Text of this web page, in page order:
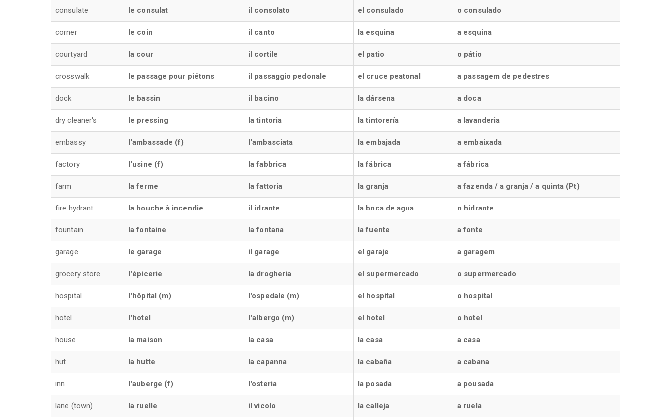
consulate le consulat il consolato el consulado o consulado
corner le coin il canto la esquina a esquina
courtyard la cour il cortile el patio o pátio
crosswalk le passage pour piétons il passaggio pedonale el cruce peatonal a passagem de pedestres
dock le bassin il bacino la dársena a doca
dry cleaner's le pressing la tintoria la tintorería a lavanderia
embassy l'ambassade (f) l'ambasciata la embajada a embaixada
factory l'usine (f) la fabbrica la fábrica a fábrica
farm la ferme la fattoria la granja a fazenda / a granja / a quinta (Pt)
fire hydrant la bouche à incendie il idrante la boca de agua o hidrante
fountain la fontaine la fontana la fuente a fonte
garage le garage il garage el garaje a garagem
grocery store l'épicerie la drogheria el supermercado o supermercado
hospital l'hôpital (m) l'ospedale (m) el hospital o hospital
hotel l'hotel l'albergo (m) el hotel o hotel
house la maison la casa la casa a casa
hut la hutte la capanna la cabaña a cabana
inn l'auberge (f) l'osteria la posada a pousada
lane (town) la ruelle il vicolo la calleja a ruela